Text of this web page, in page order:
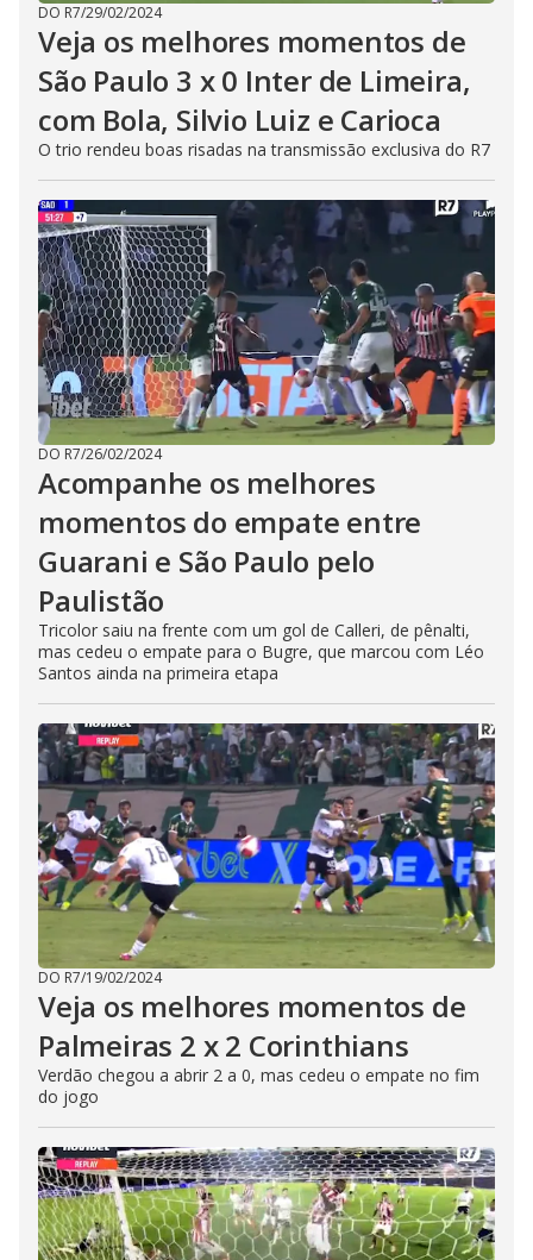
DO R7/29/02/2024
Veja os melhores momentos de
São Paulo 3 x 0 Inter de Limeira,
com Bola, Silvio Luiz e Carioca
O trio rendeu boas risadas na transmissão exclusiva do R7
DO R7/26/02/2024
Acompanhe os melhores
momentos do empate entre
Guarani e São Paulo pelo
Paulistão
Tricolor saiu na frente com um gol de Calleri, de pênalti,
mas cedeu o empate para o Bugre, que marcou com Léo
Santos ainda na primeira etapa
DO R7/19/02/2024
Veja os melhores momentos de
Palmeiras 2 x 2 Corinthians
Verdão chegou a abrir 2 a 0, mas cedeu o empate no fim
do jogo